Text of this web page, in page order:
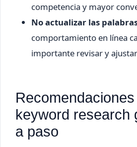
competencia y mayor
No actualizar las
comportamiento en línea
importante revisar y
keyword research
a paso